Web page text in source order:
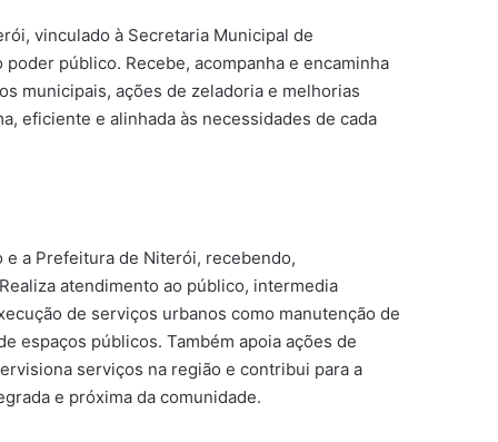
vinculado à Secretaria Municipal de
público. Recebe, acompanha e encaminha
municipais, ações de zeladoria e melhorias
eficiente e alinhada às necessidades de cada
e a Prefeitura de Niterói, recebendo,
atendimento ao público, intermedia
de serviços urbanos como manutenção de
espaços públicos. Também apoia ações de
serviços na região e contribui para a
e próxima da comunidade.